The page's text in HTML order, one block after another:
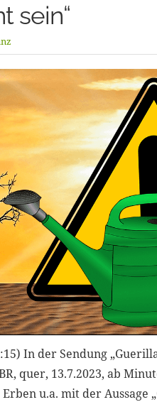
sein“
In der Sendung
quer, 13.7.2023, ab
u.a. mit der Aussage